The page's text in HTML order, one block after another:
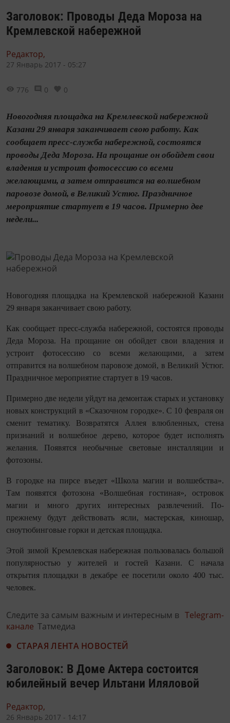
Заголовок: Проводы Деда Мороза на
Кремлевской набережной
Редактор,
27 Январь 2017 - 05:27
776 0 0
Новогодняя площадка на Кремлевской набережной
Казани 29 января заканчивает свою работу. Как
сообщает пресс-служба набережной, состоятся
проводы Деда Мороза. На прощание он обойдет свои
владения и устроит фотосессию со всеми
желающими, а затем отправится на волшебном
паровозе домой, в Великий Устюг. Праздничное
мероприятие стартует в 19 часов. Примерно две
недели...
Новогодняя площадка на Кремлевской набережной Казани
29 января заканчивает свою работу.
Как сообщает пресс-служба набережной, состоятся проводы
Деда Мороза. На прощание он обойдет свои владения и
устроит фотосессию со всеми желающими, а затем
отправится на волшебном паровозе домой, в Великий Устюг.
Праздничное мероприятие стартует в 19 часов.
Примерно две недели уйдут на демонтаж старых и установку
новых конструкций в «Сказочном городке». С 10 февраля он
сменит тематику. Возвратятся Аллея влюбленных, стена
признаний и волшебное дерево, которое будет исполнять
желания. Появятся необычные световые инсталляции и
фотозоны.
В городке на пирсе въедет «Школа магии и волшебства».
Там появятся фотозона «Волшебная гостиная», островок
магии и много других интересных развлечений. По-
прежнему будут действовать ясли, мастерская, киношар,
сноутюбинговые горки и детская площадка.
Этой зимой Кремлевская набережная пользовалась большой
популярностью у жителей и гостей Казани. С начала
открытия площадки в декабре ее посетили около 400 тыс.
человек.
Следите за самым важным и интересным в Telegram-
канале Татмедиа
СТАРАЯ ЛЕНТА НОВОСТЕЙ
Заголовок: В Доме Актера состоится
юбилейный вечер Ильтани Иляловой
Редактор,
26 Январь 2017 - 14:17